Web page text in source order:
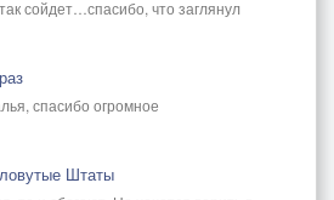
сойдет…спасибо, что заглянул
спасибо огромное
Штаты